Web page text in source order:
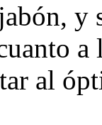
y
al